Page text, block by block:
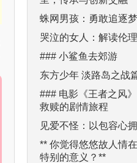
蛛网男孩：勇敢追逐
哭泣的女人：解读伦
### 小鲨鱼去郊游
东方少年 淡路岛之战
### 电影《王者之风
救赎的剧情旅程
见爱不怪：以包容心
** 你觉得悠悠故人情
特别的意义？**